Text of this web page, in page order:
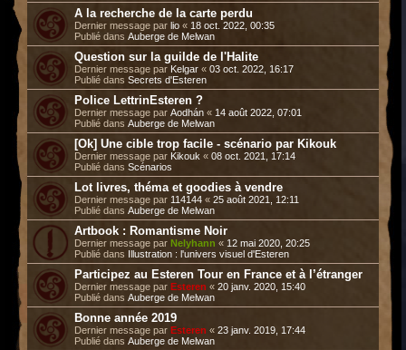
A la recherche de la carte perdu
Dernier message par lio « 18 oct. 2022, 00:35
Publié dans Auberge de Melwan
Question sur la guilde de l'Halite
Dernier message par Kelgar « 03 oct. 2022, 16:17
Publié dans Secrets d'Esteren
Police LettrinEsteren ?
Dernier message par Aodhán « 14 août 2022, 07:01
Publié dans Auberge de Melwan
[Ok] Une cible trop facile - scénario par Kikouk
Dernier message par Kikouk « 08 oct. 2021, 17:14
Publié dans Scénarios
Lot livres, théma et goodies à vendre
Dernier message par 114144 « 25 août 2021, 12:11
Publié dans Auberge de Melwan
Artbook : Romantisme Noir
Dernier message par Nelyhann « 12 mai 2020, 20:25
Publié dans
Illustration : l'univers visuel d'Esteren
Participez au Esteren Tour en France et à l’étranger
Dernier message par Esteren « 20 janv. 2020, 15:40
Publié dans Auberge de Melwan
Bonne année 2019
Dernier message par Esteren « 23 janv. 2019, 17:44
Publié dans Auberge de Melwan